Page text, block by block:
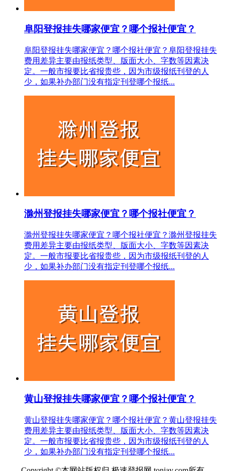
阜阳登报挂失哪家便宜？哪个报社便宜？
阜阳登报挂失哪家便宜？哪个报社便宜？阜阳登报挂失
费用差异主要由报纸类型、版面大小、字数等因素决
定。一般市报要比省报贵些，因为市级报纸刊登的人
少，如果补办部门没有指定刊登哪个报纸...
滁州登报挂失哪家便宜？哪个报社便宜？
滁州登报挂失哪家便宜？哪个报社便宜？滁州登报挂失
费用差异主要由报纸类型、版面大小、字数等因素决
定。一般市报要比省报贵些，因为市级报纸刊登的人
少，如果补办部门没有指定刊登哪个报纸...
黄山登报挂失哪家便宜？哪个报社便宜？
黄山登报挂失哪家便宜？哪个报社便宜？黄山登报挂失
费用差异主要由报纸类型、版面大小、字数等因素决
定。一般市报要比省报贵些，因为市级报纸刊登的人
少，如果补办部门没有指定刊登哪个报纸...